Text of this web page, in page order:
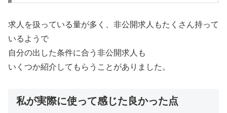
求人を扱っている量が多く、非公開求人もたくさん持って
いるようで
自分の出した条件に合う非公開求人も
いくつか紹介してもらうことがありました。
私が実際に使って感じた良かった点